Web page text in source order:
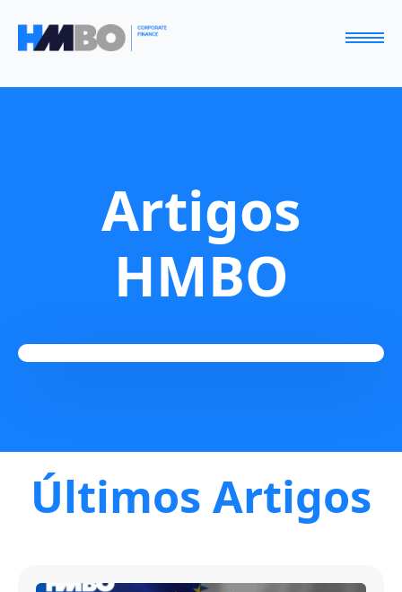
Artigos
HMBO
Últimos Artigos